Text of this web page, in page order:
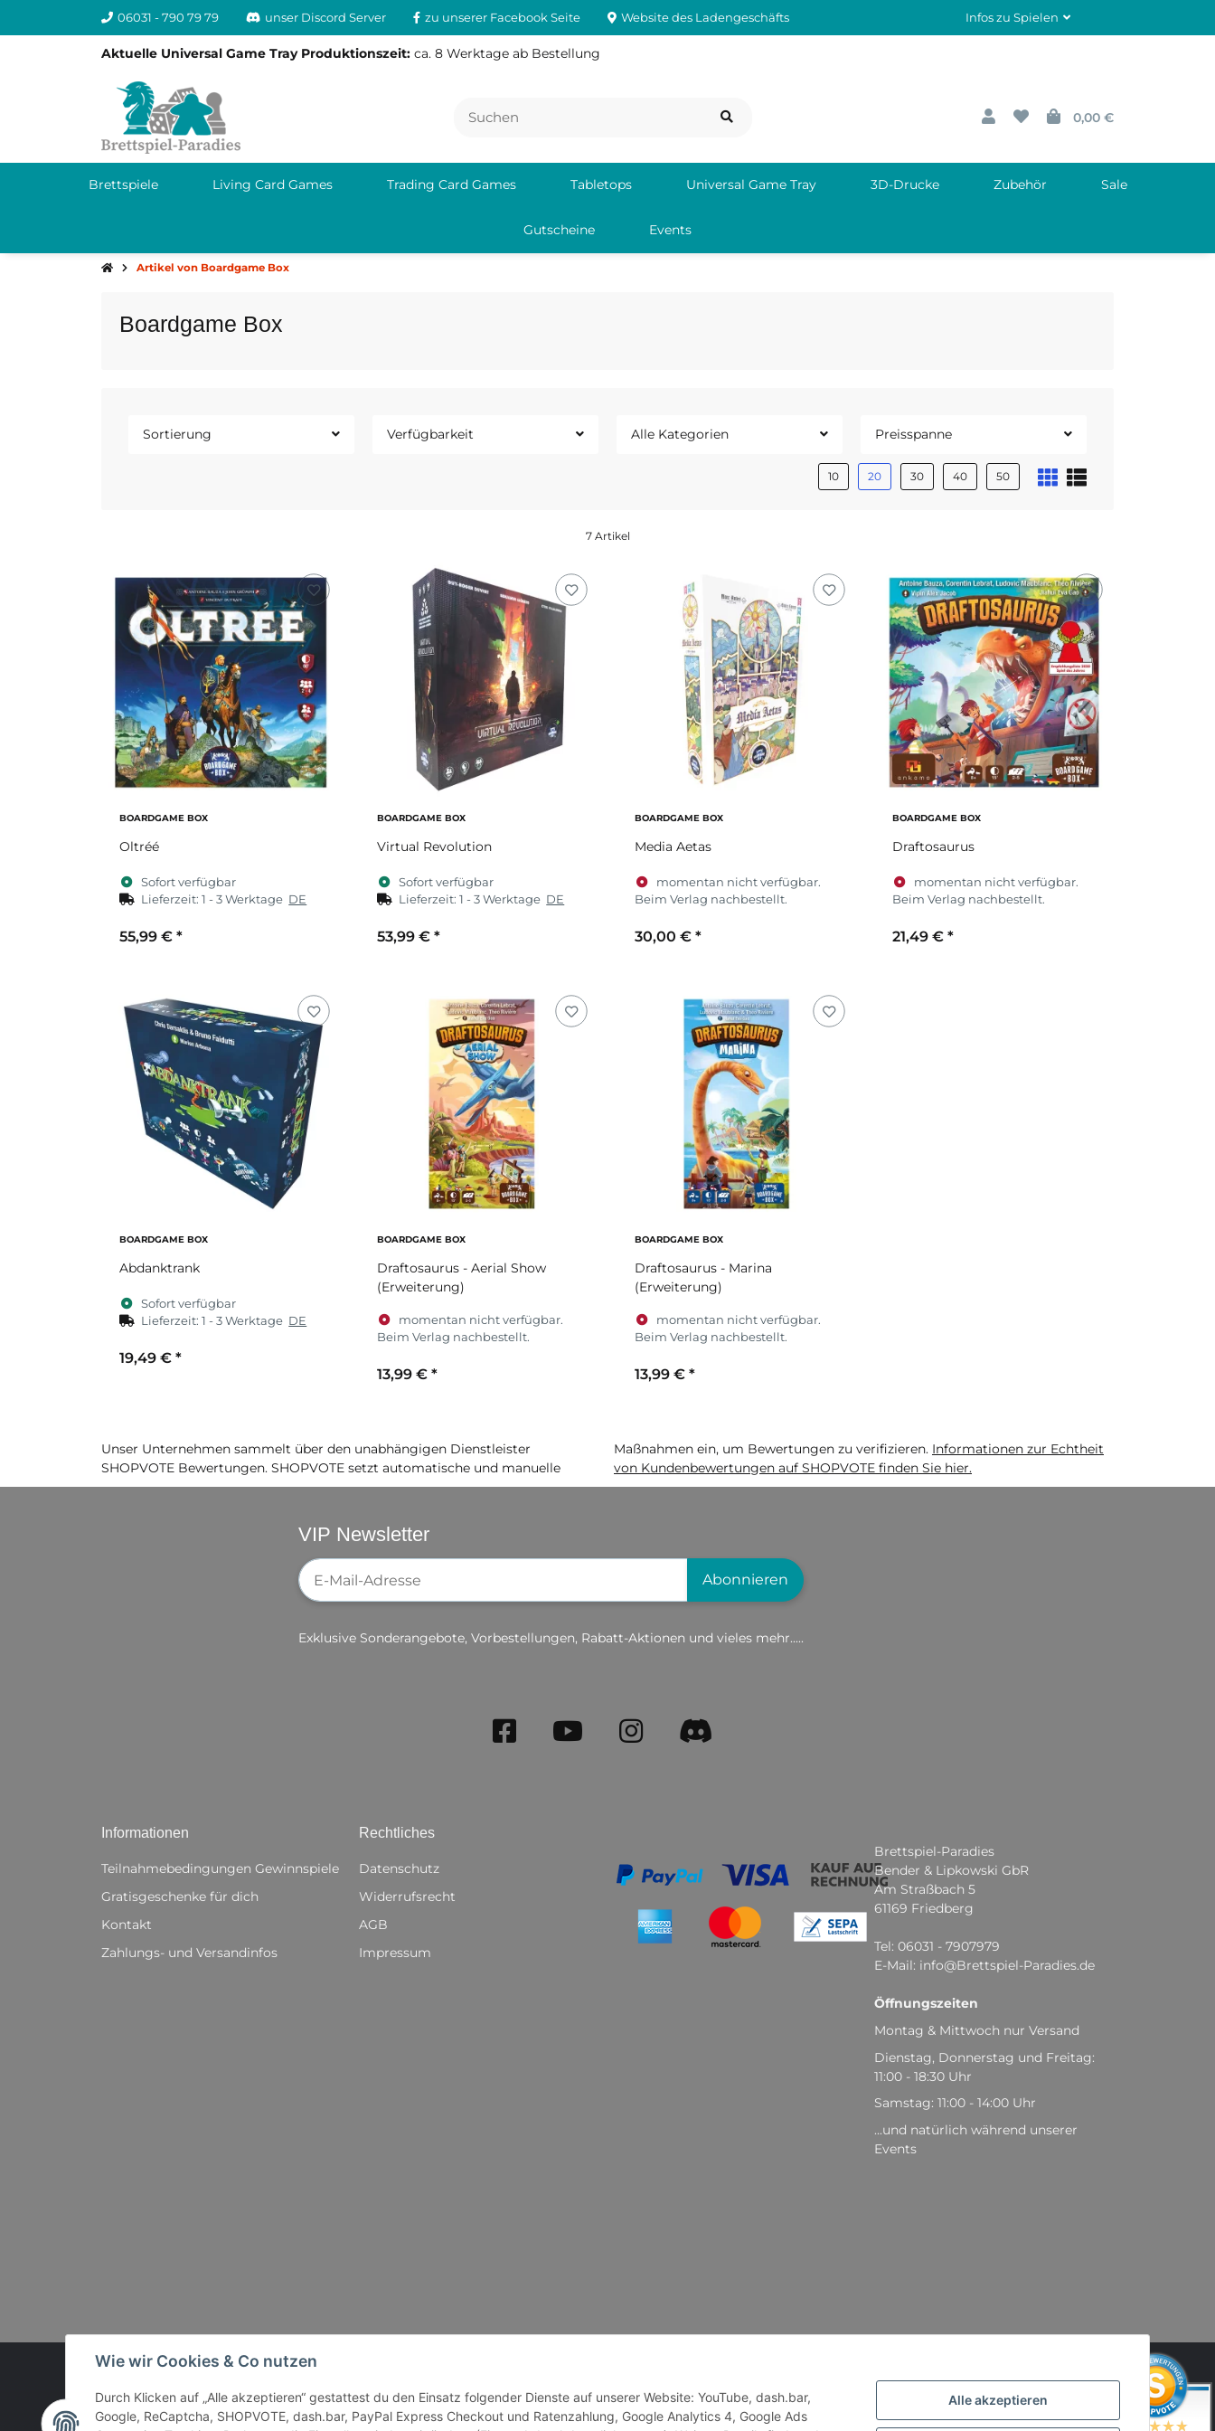
Alle akzeptieren
Wie wir Cookies & Co nutzen
Durch Klicken auf „Alle akzeptieren“ gestattest du den Einsatz folgender Dienste auf unserer Website: YouTube, dash.bar,
Google, ReCaptcha, SHOPVOTE, dash.bar, PayPal Express Checkout und Ratenzahlung, Google Analytics 4, Google Ads
06031 - 790 79 79 unser Discord Server zu unserer Facebook Seite Website des Ladengeschäfts Infos zu Spielen
Aktuelle Universal Game Tray Produktionszeit: ca. 8 Werktage ab Bestellung
0,00 €
Brettspiele Living Card Games Trading Card Games Tabletops Universal Game Tray 3D-Drucke Zubehör Sale
Gutscheine Events
Artikel von Boardgame Box
Boardgame Box
Sortierung Verfügbarkeit Alle Kategorien Preisspanne
10 20 30 40 50
7 Artikel
BOARDGAME BOX
Oltréé
Sofort verfügbar
Lieferzeit:1 - 3 Werktage DE
55,99 € *
BOARDGAME BOX
Virtual Revolution
Sofort verfügbar
Lieferzeit:1 - 3 Werktage DE
53,99 € *
BOARDGAME BOX
Media Aetas
momentan nicht verfügbar.
Beim Verlag nachbestellt.
30,00 € *
BOARDGAME BOX
Draftosaurus
momentan nicht verfügbar.
Beim Verlag nachbestellt.
21,49 € *
BOARDGAME BOX
Abdanktrank
Sofort verfügbar
Lieferzeit:1 - 3 Werktage DE
19,49 € *
BOARDGAME BOX
Draftosaurus - Aerial Show
(Erweiterung)
momentan nicht verfügbar.
Beim Verlag nachbestellt.
13,99 € *
BOARDGAME BOX
Draftosaurus - Marina
(Erweiterung)
momentan nicht verfügbar.
Beim Verlag nachbestellt.
13,99 € *
Unser Unternehmen sammelt über den unabhängigen Dienstleister
SHOPVOTE Bewertungen. SHOPVOTE setzt automatische und manuelle
Maßnahmen ein, um Bewertungen zu verifizieren. Informationen zur Echtheit
von Kundenbewertungen auf SHOPVOTE finden Sie hier.
VIP Newsletter
Newsletter-Registrierung
Abonnieren
Exklusive Sonderangebote, Vorbestellungen, Rabatt-Aktionen und vieles mehr.....
Informationen
Teilnahmebedingungen Gewinnspiele
Gratisgeschenke für dich
Kontakt
Zahlungs- und Versandinfos
Rechtliches
Datenschutz
Widerrufsrecht
AGB
Impressum
Brettspiel-Paradies
Bender & Lipkowski GbR
Am Straßbach 5
61169 Friedberg
Tel: 06031 - 7907979
E-Mail: info@Brettspiel-Paradies.de
Öffnungszeiten
Montag & Mittwoch nur Versand
Dienstag, Donnerstag und Freitag:
11:00 - 18:30 Uhr
Samstag: 11:00 - 14:00 Uhr
...und natürlich während unserer
Events
Vertrag widerrufen